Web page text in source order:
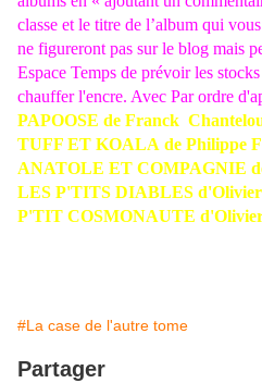
classe et le titre de l’album qui
ne figureront pas sur le blog mais
Espace Temps de prévoir les
chauffer l'encre. Avec Par ordre
PAPOOSE de Franck
TUFF ET KOALA de Philippe
ANATOLE ET COMPAGNIE
LES P'TITS DIABLES
P'TIT COSMONAUTE
#La case de l'autre tome
Partager